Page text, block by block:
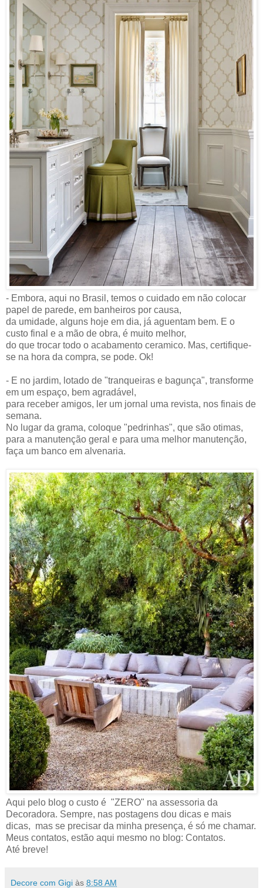
- Embora, aqui no Brasil, temos o cuidado em não colocar
papel de parede, em banheiros por causa,
da umidade, alguns hoje em dia, já aguentam bem. E o
custo final e a mão de obra, é muito melhor,
do que trocar todo o acabamento ceramico. Mas, certifique-
se na hora da compra, se pode. Ok!
- E no jardim, lotado de "tranqueiras e bagunça", transforme
em um espaço, bem agradável,
para receber amigos, ler um jornal uma revista, nos finais de
semana.
No lugar da grama, coloque "pedrinhas", que são otimas,
para a manutenção geral e para uma melhor manutenção,
faça um banco em alvenaria.
Aqui pelo blog o custo é "ZERO" na assessoria da
Decoradora. Sempre, nas postagens dou dicas e mais
dicas, mas se precisar da minha presença, é só me chamar.
Meus contatos, estão aqui mesmo no blog: Contatos.
Até breve!
Decore com Gigi às 8:58 AM